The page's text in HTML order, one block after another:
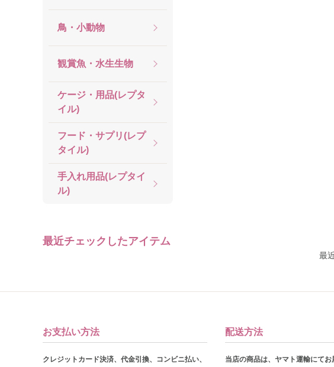
鳥・小動物
観賞魚・水生生物
ケージ・用品(レプタ
イル)
フード・サプリ(レプ
タイル)
手入れ用品(レプタイ
ル)
最近チェックしたアイテム
最
お支払い方法
クレジットカード決済、代金引換、コンビニ払い、
配送方法
当店の商品は、ヤマト運輸にてお